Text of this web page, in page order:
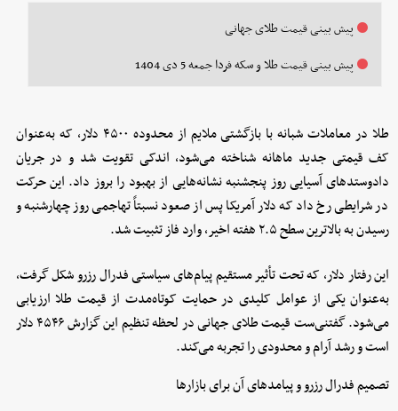
پیش بینی قیمت طلای جهانی
پیش بینی قیمت طلا و سکه فردا جمعه 5 دی 1404
طلا در معاملات شبانه با بازگشتی ملایم از محدوده ۴۵۰۰ دلار، که به‌عنوان
کف قیمتی جدید ماهانه شناخته می‌شود، اندکی تقویت شد و در جریان
دادوستدهای آسیایی روز پنجشنبه نشانه‌هایی از بهبود را بروز داد. این حرکت
در شرایطی رخ داد که دلار آمریکا پس از صعود نسبتاً تهاجمی روز چهارشنبه و
رسیدن به بالاترین سطح ۲.۵ هفته اخیر، وارد فاز تثبیت شد.
این رفتار دلار، که تحت تأثیر مستقیم پیام‌های سیاستی فدرال رزرو شکل گرفت،
به‌عنوان یکی از عوامل کلیدی در حمایت کوتاه‌مدت از قیمت طلا ارزیابی
می‌شود. گفتنی‌ست قیمت طلای جهانی در لحظه تنظیم این گزارش ۴۵۴۶ دلار
است و رشد آرام و محدودی را تجربه می‌کند.
تصمیم فدرال رزرو و پیامدهای آن برای بازارها